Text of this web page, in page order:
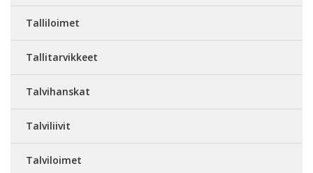
Talliloimet
Tallitarvikkeet
Talvihanskat
Talviliivit
Talviloimet